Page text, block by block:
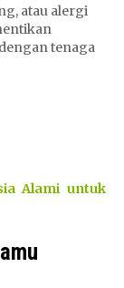
atau alergi
tenaga
Alami untuk